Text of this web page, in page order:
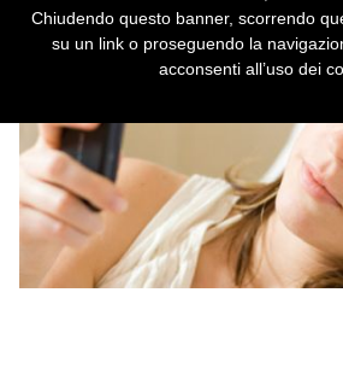
Chiudendo questo banner, scorrendo
su un link o proseguendo la
acconsenti all’uso dei